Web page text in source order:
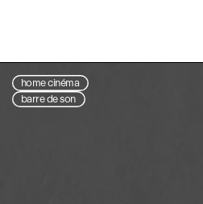
home cinéma
barre de son